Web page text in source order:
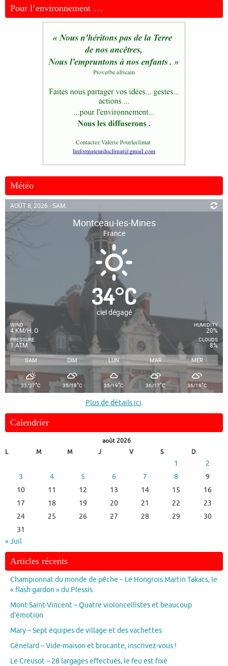
Pour l’environnement …
Météo
AOÛT 8, 2026 - SAM.
Montceau-les-Mines
France
34°C
ciel dégagé
WIND
4 KM/H, O
PRESSURE
1 ATM
HUMIDITY
20%
CLOUDS
8%
SAM DIM LUN MAR MER
33/27°C 35/19°C 35/19°C 36/17°C 36/18°C
Plus de détails ici.
Calendrier
août 2026
L
M M J V S D
1
2
3
4 5 6 7 8
9
10
11 12 13 14 15
16
17
18 19 20 21 22
23
24
25 26 27 28 29
30
31
« Juil
Articles récents
Championnat du monde de pêche – Le Hongrois Martin Takacs, le
« flash gardon » du Plessis
Mont-Saint-Vincent – Quatre violoncellistes et beaucoup
d’émotion
Mary – Sept équipes de village et des vachettes
Génelard – Vide-maison et brocante, inscrivez-vous !
Le Creusot – 28 largages effectués, le feu est fixé